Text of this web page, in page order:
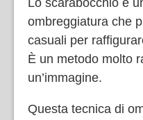
Lo scarabocchio è
ombreggiatura che
casuali per
È un metodo molto
un’immagine.
Questa tecnica di